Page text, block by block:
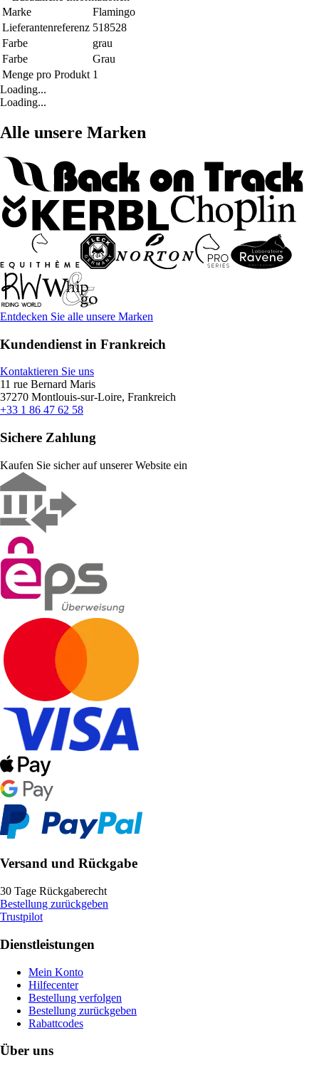
Marke
Flamingo
Lieferantenreferenz 518528
Farbe
grau
Farbe
Grau
Menge pro Produkt 1
Loading...
Loading...
Alle unsere Marken
Entdecken Sie alle unsere Marken
Kundendienst in Frankreich
Kontaktieren Sie uns
11 rue Bernard Maris
37270 Montlouis-sur-Loire, Frankreich
+33 1 86 47 62 58
Sichere Zahlung
Kaufen Sie sicher auf unserer Website ein
Versand und Rückgabe
30 Tage Rückgaberecht
Bestellung zurückgeben
Trustpilot
Dienstleistungen
Mein Konto
Hilfecenter
Bestellung verfolgen
Bestellung zurückgeben
Rabattcodes
Über uns